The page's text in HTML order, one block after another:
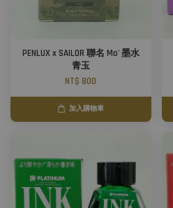
PENLUX x SAILOR 聯名 Mo' 墨水
青玉
NT$ 800
加入購物車